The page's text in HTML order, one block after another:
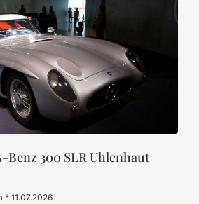
Benz 300 SLR Uhlenhaut
11.07.2026